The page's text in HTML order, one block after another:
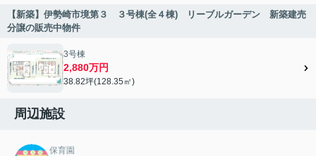
【新築】伊勢崎市境第３ ３号棟(全４棟) リーブルガーデン 新築建売
分譲の販売中物件
3号棟
2,880万円
38.82坪(128.35㎡)
周辺施設
保育園